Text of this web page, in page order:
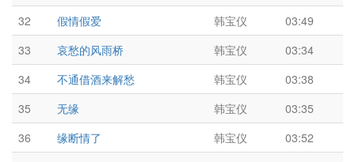
32
假情假爱 韩宝仪
03:49
33
哀愁的风雨桥 韩宝仪
03:34
34
不通借酒来解愁 韩宝仪
03:38
35
无缘 韩宝仪
03:35
36
缘断情了 韩宝仪
03:52